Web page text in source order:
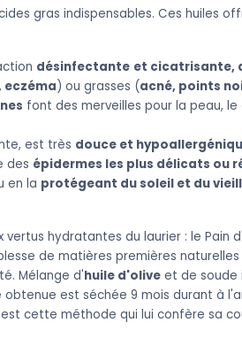
gras indispensables. Ces huiles
désinfectante et cicatrisante,
eczéma) ou grasses (acné, points
font des merveilles pour la peau,
est très douce et
des épidermes les plus délicats ou
en la protégeant du soleil et du
hydratantes du laurier : le Pain
de matières premières
Mélange d'huile d'olive et de soude
obtenue est séchée 9 mois durant à
cette méthode qui lui confère sa